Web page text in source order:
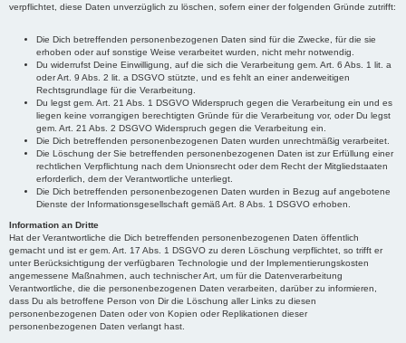
verpflichtet, diese Daten unverzüglich zu löschen, sofern einer der folgenden Gründe zutrifft:
Die Dich betreffenden personenbezogenen Daten sind für die Zwecke, für die sie
erhoben oder auf sonstige Weise verarbeitet wurden, nicht mehr notwendig.
Du widerrufst Deine Einwilligung, auf die sich die Verarbeitung gem. Art. 6 Abs. 1 lit. a
oder Art. 9 Abs. 2 lit. a DSGVO stützte, und es fehlt an einer anderweitigen
Rechtsgrundlage für die Verarbeitung.
Du legst gem. Art. 21 Abs. 1 DSGVO Widerspruch gegen die Verarbeitung ein und es
liegen keine vorrangigen berechtigten Gründe für die Verarbeitung vor, oder Du legst
gem. Art. 21 Abs. 2 DSGVO Widerspruch gegen die Verarbeitung ein.
Die Dich betreffenden personenbezogenen Daten wurden unrechtmäßig verarbeitet.
Die Löschung der Sie betreffenden personenbezogenen Daten ist zur Erfüllung einer
rechtlichen Verpflichtung nach dem Unionsrecht oder dem Recht der Mitgliedstaaten
erforderlich, dem der Verantwortliche unterliegt.
Die Dich betreffenden personenbezogenen Daten wurden in Bezug auf angebotene
Dienste der Informationsgesellschaft gemäß Art. 8 Abs. 1 DSGVO erhoben.
Information an Dritte
Hat der Verantwortliche die Dich betreffenden personenbezogenen Daten öffentlich
gemacht und ist er gem. Art. 17 Abs. 1 DSGVO zu deren Löschung verpflichtet, so trifft er
unter Berücksichtigung der verfügbaren Technologie und der Implementierungskosten
angemessene Maßnahmen, auch technischer Art, um für die Datenverarbeitung
Verantwortliche, die die personenbezogenen Daten verarbeiten, darüber zu informieren,
dass Du als betroffene Person von Dir die Löschung aller Links zu diesen
personenbezogenen Daten oder von Kopien oder Replikationen dieser
personenbezogenen Daten verlangt hast.